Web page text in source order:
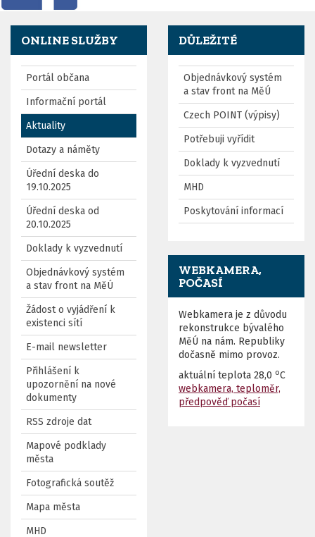
ONLINE SLUŽBY
Portál občana
Informační portál
Aktuality
Dotazy a náměty
Úřední deska do
19.10.2025
Úřední deska od
20.10.2025
Doklady k vyzvednutí
Objednávkový systém
a stav front na MěÚ
Žádost o vyjádření k
existenci sítí
E-mail newsletter
Přihlášení k
upozornění na nové
dokumenty
RSS zdroje dat
Mapové podklady
města
Fotografická soutěž
Mapa města
MHD
DŮLEŽITÉ
Objednávkový systém
a stav front na MěÚ
Czech POINT (výpisy)
Potřebuji vyřídit
Doklady k vyzvednutí
MHD
Poskytování informací
WEBKAMERA,
POČASÍ
Webkamera je z důvodu
rekonstrukce bývalého
MěÚ na nám. Republiky
dočasně mimo provoz.
aktuální teplota 28,0 oC
webkamera, teploměr,
předpověď počasí